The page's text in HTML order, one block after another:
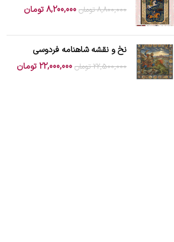
8,800,000 تومان 8,200,000تومان
نخ و نقشه شاهنامه فردوسی
22,500,000 تومان 22,000,000تومان